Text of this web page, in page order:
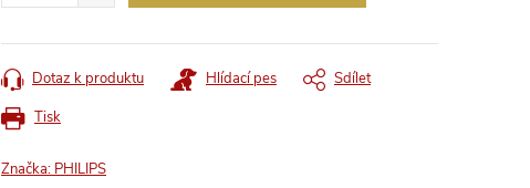
Tisk
Dotaz k produktu Hlídací pes Sdílet
Značka: PHILIPS